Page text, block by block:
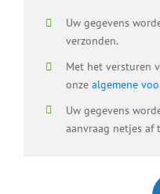
Uw gegevens
verzonden.
Met het versturen
onze algemene
Uw gegevens
aanvraag netjes af